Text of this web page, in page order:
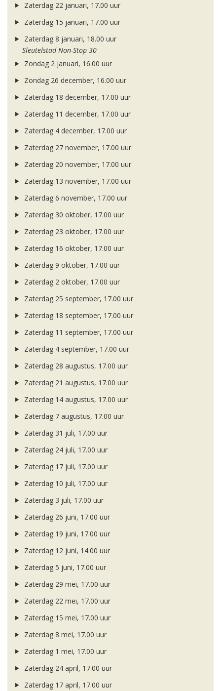
Zaterdag 22 januari, 17.00 uur
Zaterdag 15 januari, 17.00 uur
Zaterdag 8 januari, 18.00 uur
Sleutelstad Non-Stop 30
Zondag 2 januari, 16.00 uur
Zondag 26 december, 16.00 uur
Zaterdag 18 december, 17.00 uur
Zaterdag 11 december, 17.00 uur
Zaterdag 4 december, 17.00 uur
Zaterdag 27 november, 17.00 uur
Zaterdag 20 november, 17.00 uur
Zaterdag 13 november, 17.00 uur
Zaterdag 6 november, 17.00 uur
Zaterdag 30 oktober, 17.00 uur
Zaterdag 23 oktober, 17.00 uur
Zaterdag 16 oktober, 17.00 uur
Zaterdag 9 oktober, 17.00 uur
Zaterdag 2 oktober, 17.00 uur
Zaterdag 25 september, 17.00 uur
Zaterdag 18 september, 17.00 uur
Zaterdag 11 september, 17.00 uur
Zaterdag 4 september, 17.00 uur
Zaterdag 28 augustus, 17.00 uur
Zaterdag 21 augustus, 17.00 uur
Zaterdag 14 augustus, 17.00 uur
Zaterdag 7 augustus, 17.00 uur
Zaterdag 31 juli, 17.00 uur
Zaterdag 24 juli, 17.00 uur
Zaterdag 17 juli, 17.00 uur
Zaterdag 10 juli, 17.00 uur
Zaterdag 3 juli, 17.00 uur
Zaterdag 26 juni, 17.00 uur
Zaterdag 19 juni, 17.00 uur
Zaterdag 12 juni, 14.00 uur
Zaterdag 5 juni, 17.00 uur
Zaterdag 29 mei, 17.00 uur
Zaterdag 22 mei, 17.00 uur
Zaterdag 15 mei, 17.00 uur
Zaterdag 8 mei, 17.00 uur
Zaterdag 1 mei, 17.00 uur
Zaterdag 24 april, 17.00 uur
Zaterdag 17 april, 17.00 uur